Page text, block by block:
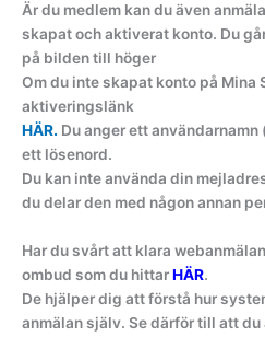
Är du medlem kan du även
skapat och aktiverat konto. Du
på bilden till höger
Om du inte skapat konto på Mina
aktiveringslänk
HÄR. Du anger ett
ett lösenord.
Du kan inte använda din
du delar den med någon annan
Har du svårt att klara
ombud som du hittarHÄR.
De hjälper dig att förstå hur
anmälan själv. Se därför till att